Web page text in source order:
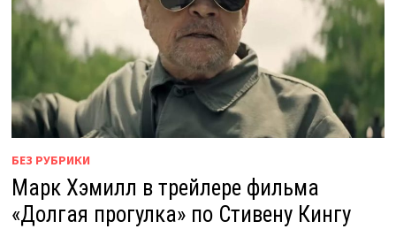
БЕЗ РУБРИКИ
Марк Хэмилл в трейлере фильма
«Долгая прогулка» по Стивену Кингу